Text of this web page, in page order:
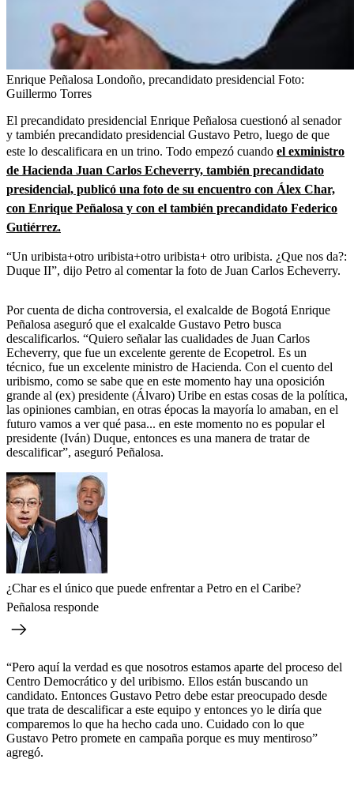
Enrique Peñalosa Londoño, precandidato presidencial Foto:
Guillermo Torres
El precandidato presidencial Enrique Peñalosa cuestionó al senador
y también precandidato presidencial Gustavo Petro, luego de que
este lo descalificara en un trino. Todo empezó cuando el exministro
de Hacienda Juan Carlos Echeverry, también precandidato
presidencial, publicó una foto de su encuentro con Álex Char,
con Enrique Peñalosa y con el también precandidato Federico
Gutiérrez.
“Un uribista+otro uribista+otro uribista+ otro uribista. ¿Que nos da?:
Duque II”, dijo Petro al comentar la foto de Juan Carlos Echeverry.
Por cuenta de dicha controversia, el exalcalde de Bogotá Enrique
Peñalosa aseguró que el exalcalde Gustavo Petro busca
descalificarlos. “Quiero señalar las cualidades de Juan Carlos
Echeverry, que fue un excelente gerente de Ecopetrol. Es un
técnico, fue un excelente ministro de Hacienda. Con el cuento del
uribismo, como se sabe que en este momento hay una oposición
grande al (ex) presidente (Álvaro) Uribe en estas cosas de la política,
las opiniones cambian, en otras épocas la mayoría lo amaban, en el
futuro vamos a ver qué pasa... en este momento no es popular el
presidente (Iván) Duque, entonces es una manera de tratar de
descalificar”, aseguró Peñalosa.
¿Char es el único que puede enfrentar a Petro en el Caribe?
Peñalosa responde
“Pero aquí la verdad es que nosotros estamos aparte del proceso del
Centro Democrático y del uribismo. Ellos están buscando un
candidato. Entonces Gustavo Petro debe estar preocupado desde
que trata de descalificar a este equipo y entonces yo le diría que
comparemos lo que ha hecho cada uno. Cuidado con lo que
Gustavo Petro promete en campaña porque es muy mentiroso”
agregó.